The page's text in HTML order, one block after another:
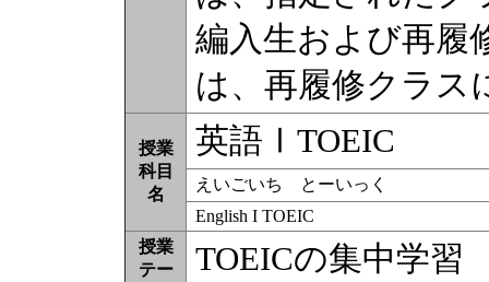
編入生および再履
は、再履修クラス
授業
科目
名
英語ⅠTOEIC
えいごいち とーいっく
English I TOEIC
授業
テー
TOEICの集中学習